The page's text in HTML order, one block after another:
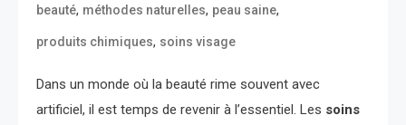
beauté, méthodes naturelles, peau saine,
produits chimiques, soins visage
Dans un monde où la beauté rime souvent avec
artificiel, il est temps de revenir à l’essentiel. Les soins